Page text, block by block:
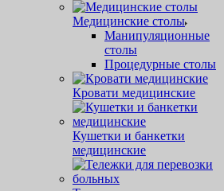
Медицинские столы
Манипуляционные
столы
Процедурные столы
Кровати медицинские
Кушетки и банкетки
медицинские